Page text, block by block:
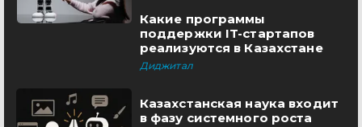
Какие программы
поддержки IT-стартапов
реализуются в Казахстане
Диджитал
Казахстанская наука входит
в фазу системного роста